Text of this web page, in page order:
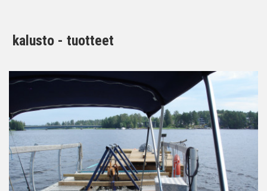
kalusto - tuotteet